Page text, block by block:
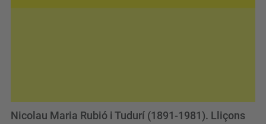
Nicolau Maria Rubió i Tudurí (1891-1981). Lliçons